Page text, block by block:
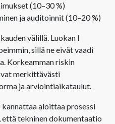
(10–30 %)
ja auditoinnit (10–20 %)
välillä. Luokan I
sillä ne eivät vaadi
Korkeamman riskin
merkittävästi
ja arviointiaikataulut.
aloittaa prosessi
tekninen dokumentaatio